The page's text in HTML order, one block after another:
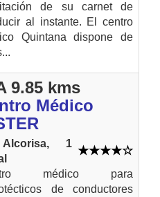
de su carnet de
al instante. El centro
Quintana dispone de
9.85 kms
Médico
1
médico para
de conductores